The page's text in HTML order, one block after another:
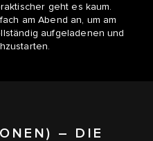
geht es kaum.
am Abend an, um am
aufgeladenen und
– DIE